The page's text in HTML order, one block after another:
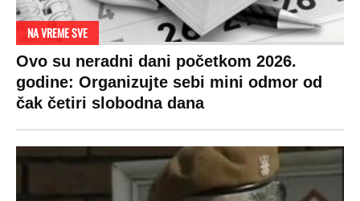
NA VREME SVE
Ovo su neradni dani početkom 2026.
godine: Organizujte sebi mini odmor od
čak četiri slobodna dana